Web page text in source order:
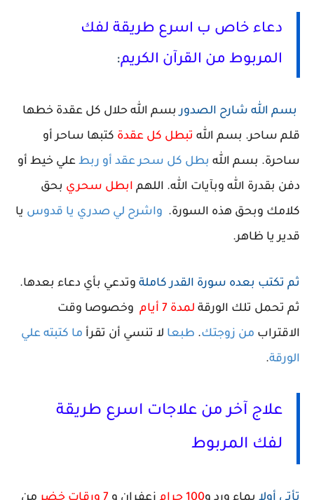
دعاء خاص ب اسرع طريقة لفك
المربوط من القرآن الكريم:
بسم الله شارح الصدور بسم الله حلال كل عقدة خطها
قلم ساحر. بسم الله تبطل كل عقدة كتبها ساحر أو
ساحرة. بسم الله بطل كل سحر عقد أو ربط علي خيط أو
دفن بقدرة الله وبآيات الله. اللهم ابطل سحري بحق
كلامك وبحق هذه السورة. واشرح لي صدري يا قدوس يا
قدير يا ظاهر.
ثم تكتب بعده سورة القدر كاملة وتدعي بأي دعاء بعدها.
ثم تحمل تلك الورقة لمدة 7 أيام
وخصوصا وقت
الاقتراب من زوجتك. طبعا لا تنسي أن تقرأ ما كتبته علي
الورقة.
علاج آخر من علاجات اسرع طريقة
لفك المربوط